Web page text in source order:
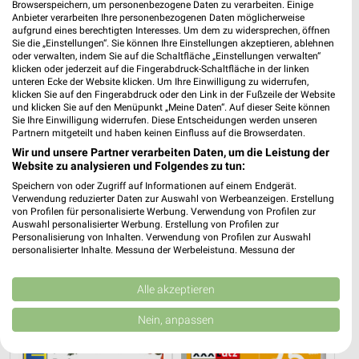
Kaufland
2,7 km
REWE
2,2 km
Gültig bis Sa. 08.08.
XXXLutz
Browserspeichern, um personenbezogene Daten zu verarbeiten. Einige
Anbieter verarbeiten Ihre personenbezogenen Daten möglicherweise
aufgrund eines berechtigten Interesses. Um dem zu widersprechen, öffnen
Sie die „Einstellungen“. Sie können Ihre Einstellungen akzeptieren, ablehnen
oder verwalten, indem Sie auf die Schaltfläche „Einstellungen verwalten“
klicken oder jederzeit auf die Fingerabdruck-Schaltfläche in der linken
unteren Ecke der Website klicken. Um Ihre Einwilligung zu widerrufen,
klicken Sie auf den Fingerabdruck oder den Link in der Fußzeile der Website
und klicken Sie auf den Menüpunkt „Meine Daten“. Auf dieser Seite können
Sie Ihre Einwilligung widerrufen. Diese Entscheidungen werden unseren
Partnern mitgeteilt und haben keinen Einfluss auf die Browserdaten.
Wir und unsere Partner verarbeiten Daten, um die Leistung der
Website zu analysieren und Folgendes zu tun:
Speichern von oder Zugriff auf Informationen auf einem Endgerät.
Verwendung reduzierter Daten zur Auswahl von Werbeanzeigen. Erstellung
von Profilen für personalisierte Werbung. Verwendung von Profilen zur
Auswahl personalisierter Werbung. Erstellung von Profilen zur
Personalisierung von Inhalten. Verwendung von Profilen zur Auswahl
personalisierter Inhalte. Messung der Werbeleistung. Messung der
Kombinationen von Daten aus verschiedenen Quellen. Entwicklung und
Verbesserung der Angebote. Verwendung reduzierter Daten zur Auswahl
von Inhalten.
Daten können außerhalb der Europäischen Union weitergegeben und in die
Website/App.
Alle akzeptieren
Nein, anpassen